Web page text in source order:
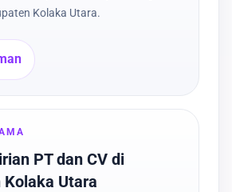
Kolaka Utara.
PT dan CV di
Kolaka Utara